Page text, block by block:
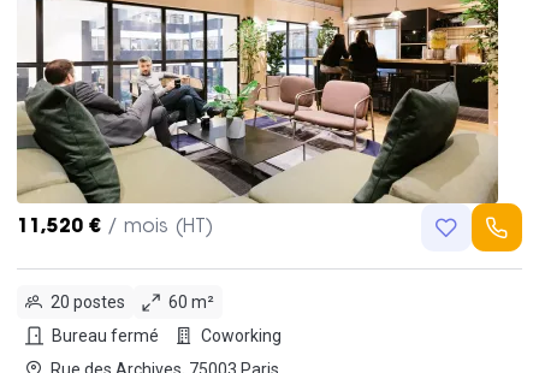
11,520 € / mois (HT)
20 postes
60 m²
Bureau fermé
Coworking
Rue des Archives, 75003 Paris